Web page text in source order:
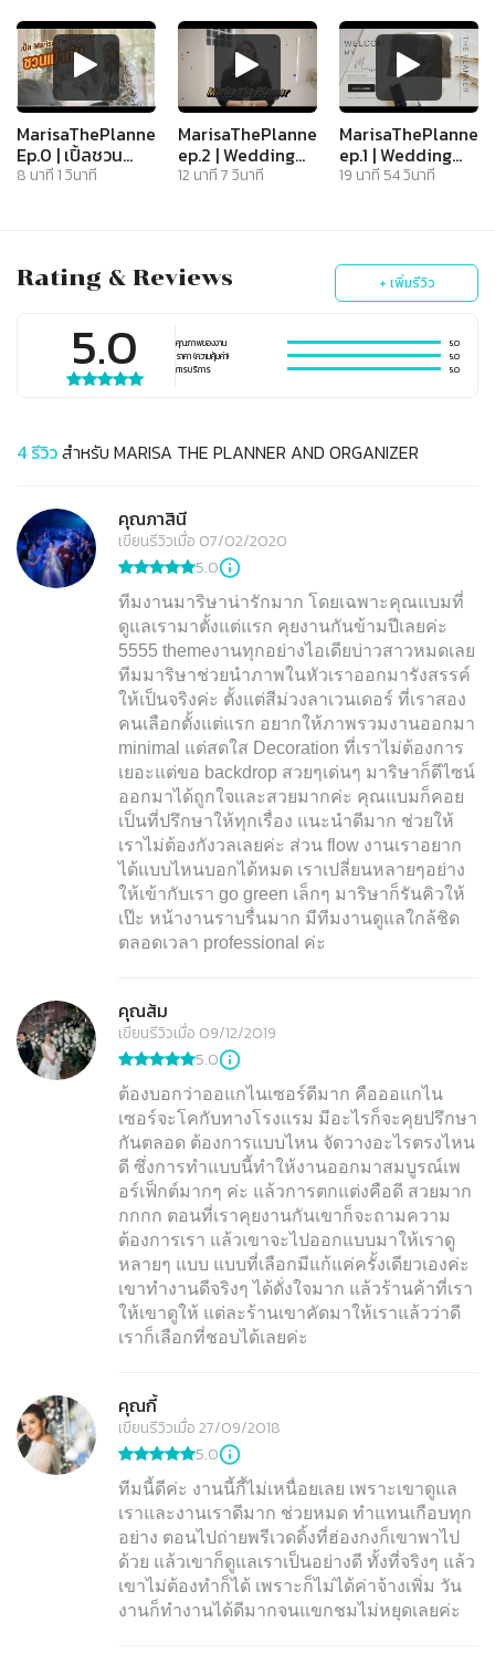
MarisaThePlanner
Ep.0 | เปิ้ลชวน
เม้าท์!!
8 นาที1วินาที
MarisaThePlanner
ep.2 | Wedding
Planner @Rin at
12 นาที7วินาที
MarisaThePlanner
ep.1 | Wedding
Planner @four
19 นาที 54วินาที
Rating & Reviews + เพิ่มรีวิว
5.0 คุณภาพของงาน
5.0
ราคา (ความคุ้มค่า)
5.0
การบริการ
5.0
4รีวิวสำหรับ MARISA THE PLANNER AND ORGANIZER
คุณภาสินี
เขียนรีวิวเมื่อ 07/02/2020
5.0
ทีมงานมาริษาน่ารักมาก โดยเฉพาะคุณแบมที่
ดูแลเรามาตั้งแต่แรก คุยงานกันข้ามปีเลยค่ะ
5555 themeงานทุกอย่างไอเดียบ่าวสาวหมดเลย
ทีมมาริษาช่วยนำภาพในหัวเราออกมารังสรรค์
ให้เป็นจริงค่ะ ตั้งแต่สีม่วงลาเวนเดอร์ ที่เราสอง
คนเลือกตั้งแต่แรก อยากให้ภาพรวมงานออกมา
minimal แต่สดใส Decoration ที่เราไม่ต้องการ
เยอะแต่ขอ backdrop สวยๆเด่นๆ มาริษาก็ดีไซน์
ออกมาได้ถูกใจเเละสวยมากค่ะ คุณแบมก็คอย
เป็นที่ปรึกษาให้ทุกเรื่อง แนะนำดีมาก ช่วยให้
เราไม่ต้องกังวลเลยค่ะ ส่วน flow งานเราอยาก
ได้แบบไหนบอกได้หมด เราเปลี่ยนหลายๆอย่าง
ให้เข้ากับเรา go green เล็กๆ มาริษาก็รันคิวให้
เป๊ะ หน้างานราบรื่นมาก มีทีมงานดูแลใกล้ชิด
ตลอดเวลา professional ค่ะ
คุณส้ม
เขียนรีวิวเมื่อ 09/12/2019
5.0
ต้องบอกว่าออแกไนเซอร์ดีมาก คือออแกไน
เซอร์จะโคกับทางโรงแรม มีอะไรก็จะคุยปรึกษา
กันตลอด ต้องการแบบไหน จัดวางอะไรตรงไหน
ดี ซึ่งการทำแบบนี้ทำให้งานออกมาสมบูรณ์เพ
อร์เฟ็กต์มากๆ ค่ะ แล้วการตกแต่งคือดี สวยมาก
กกกก ตอนที่เราคุยงานกันเขาก็จะถามความ
ต้องการเรา แล้วเขาจะไปออกแบบมาให้เราดู
หลายๆ แบบ แบบที่เลือกมีแก้แค่ครั้งเดียวเองค่ะ
เขาทำงานดีจริงๆ ได้ดั่งใจมาก แล้วร้านค้าที่เรา
ให้เขาดูให้ แต่ละร้านเขาคัดมาให้เราแล้วว่าดี
เราก็เลือกที่ชอบได้เลยค่ะ
คุณกี้
เขียนรีวิวเมื่อ 27/09/2018
5.0
ทีมนี้ดีค่ะ งานนี้กี้ไม่เหนื่อยเลย เพราะเขาดูแล
เราและงานเราดีมาก ช่วยหมด ทำแทนเกือบทุก
อย่าง ตอนไปถ่ายพรีเวดดิ้งที่ฮ่องกงก็เขาพาไป
ด้วย แล้วเขาก็ดูแลเราเป็นอย่างดี ทั้งที่จริงๆ แล้ว
เขาไม่ต้องทำก็ได้ เพราะก็ไม่ได้ค่าจ้างเพิ่ม วัน
งานก็ทำงานได้ดีมากจนแขกชมไม่หยุดเลยค่ะ